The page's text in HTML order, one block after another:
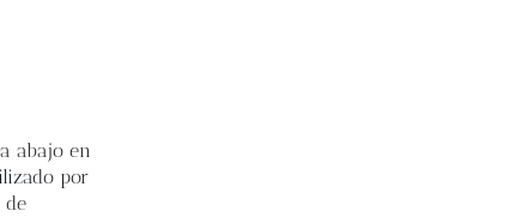
abajo en
por
de